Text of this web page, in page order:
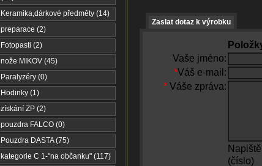
Keramika,dárkové předměty (14)
preparace (2)
Fotopasti (2)
nože MIKOV (45)
Paralyzéry (0)
Hodinky (1)
získání ZP (2)
pouzdra FALCO (0)
Pouzdra DASTA (75)
kategorie C 1-"na občanku" (117)
Zaslat dotaz k výrobku
Vaše jméno:
*Váš e-mail:
* Váše zpráva:
(číslo)